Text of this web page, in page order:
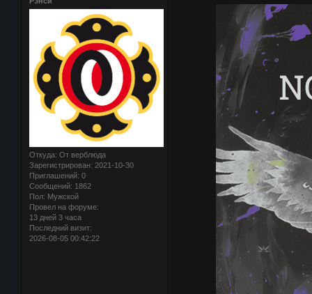
Откуда: От верблюда
Зарегистрирован: 2021-10-30
Приглашений: 0
Сообщений: 1862
Пол: Мужской
Провел на форуме:
13 дней 3 часа
Последний визит:
2026-08-05 00:42:22